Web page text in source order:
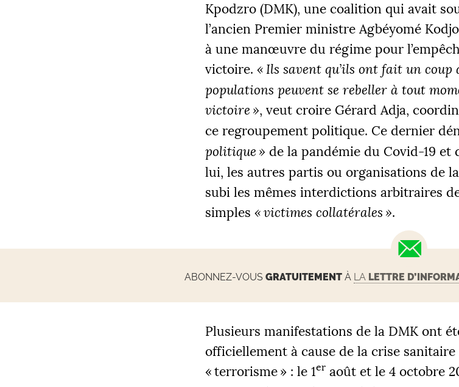
Kpodzro (DMK), une coalition qui avait
l’ancien Premier ministre Agbéyomé
à une manœuvre du régime pour
victoire. «Ils savent qu’ils ont fait un coup
populations peuvent se rebeller à tout
victoire », veut croire Gérard Adja,
ce regroupement politique. Ce dernier
politique » de la pandémie du Covid-19 et
lui, les autres partis ou organisations de
subi les mêmes interdictions arbitraires
simples «victimes collatérales ».
ABONNEZ-VOUS GRATUITEMENT À LA LETTRE
Plusieurs manifestations de la DMKont
officiellement à cause de la crise sanitaire
«terrorisme» : le 1er août et le 4 octobre